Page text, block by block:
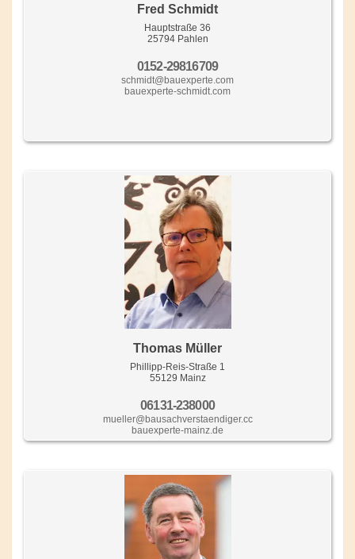
Fred Schmidt
Hauptstraße 36
25794 Pahlen
0152-29816709
schmidt@bauexperte.com
bauexperte-schmidt.com
Thomas Müller
Phillipp-Reis-Straße 1
55129 Mainz
06131-238000
mueller@bausachverstaendiger.cc
bauexperte-mainz.de